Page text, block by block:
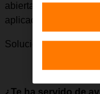
abiertas en el móvil,
aplicaciones están
Solución:Cómo